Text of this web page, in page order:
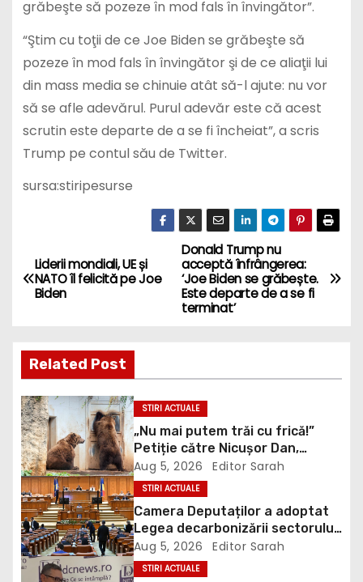
grăbeşte să pozeze în mod fals în învingător”.
“Ştim cu toţii de ce Joe Biden se grăbeşte să
pozeze în mod fals în învingător şi de ce aliaţii lui
din mass media se chinuie atât să-l ajute: nu vor
să se afle adevărul. Purul adevăr este că acest
scrutin este departe de a se fi încheiat”, a scris
Trump pe contul său de Twitter.
sursa:stiripesurse
P
o
t
n
a
v
i
g
a
Donald Trump nu
acceptă înfrângerea:
‘Joe Biden se grăbește.
Este departe de a se fi
terminat’
Liderii mondiali, UE și
NATO îl felicită pe Joe
Biden
Related Post
STIRI ACTUALE
„Nu mai putem trăi cu frică!”
Petiție către Nicușor Dan,
Bolojan și Buzoianu după
atacurile urșilor din Covasna
Aug 5, 2026 Editor Sarah
STIRI ACTUALE
Camera Deputaților a adoptat
Legea decarbonizării sectorului
energetic. Amendamentul PSD,
inclus în proiect
Aug 5, 2026 Editor Sarah
STIRI ACTUALE